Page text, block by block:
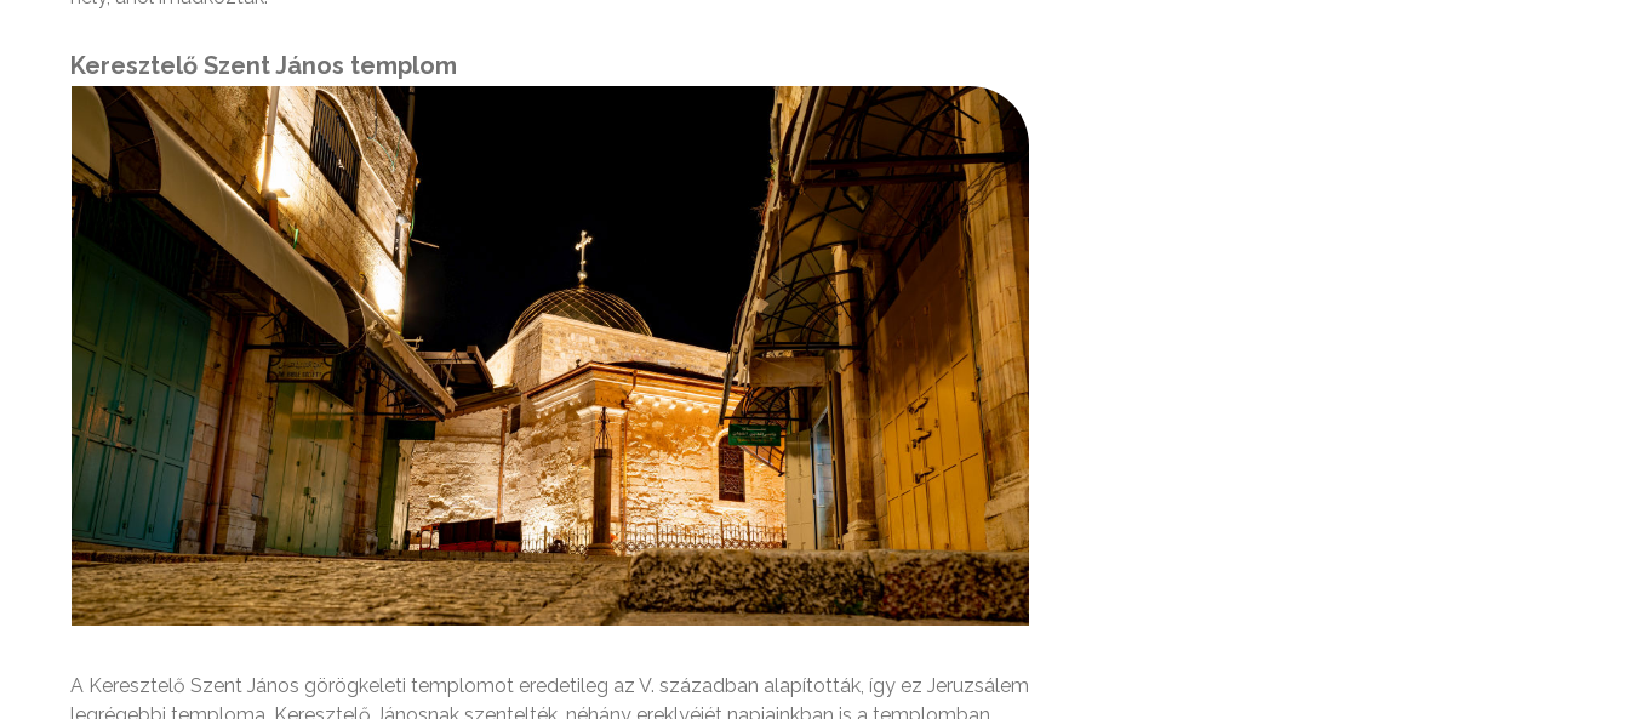
Keresztelő Szent János templom
A Keresztelő Szent János görögkeleti templomot eredetileg az V. században alapították, így ez Jeruzsálem
legrégebbi temploma. Keresztelő Jánosnak szentelték, néhány ereklyéjét napjainkban is a templomban